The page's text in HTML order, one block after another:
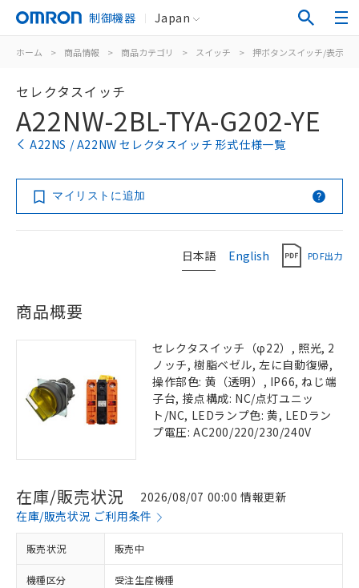
制御機器 Japan
ホーム > 商品情報 > 商品カテゴリ > スイッチ > 押ボタンスイッチ/表示灯
セレクタスイッチ
A22NW-2BL-TYA-G202-YE
A22NS / A22NW セレクタスイッチ 形式仕様一覧
マイリストに追加
日本語 English PDF出力
商品概要
セレクタスイッチ（φ22）, 照光, 2
ノッチ, 樹脂ベゼル, 左に自動復帰,
操作部色: 黄（透明）, IP66, ねじ端
子台, 接点構成: NC/点灯ユニッ
ト/NC, LEDランプ色: 黄, LEDラン
プ電圧: AC200/220/230/240V
在庫/販売状況
2026/08/07 00:00 情報更新
在庫/販売状況 ご利用条件
販売状況 販売中
機種区分 受注生産機種